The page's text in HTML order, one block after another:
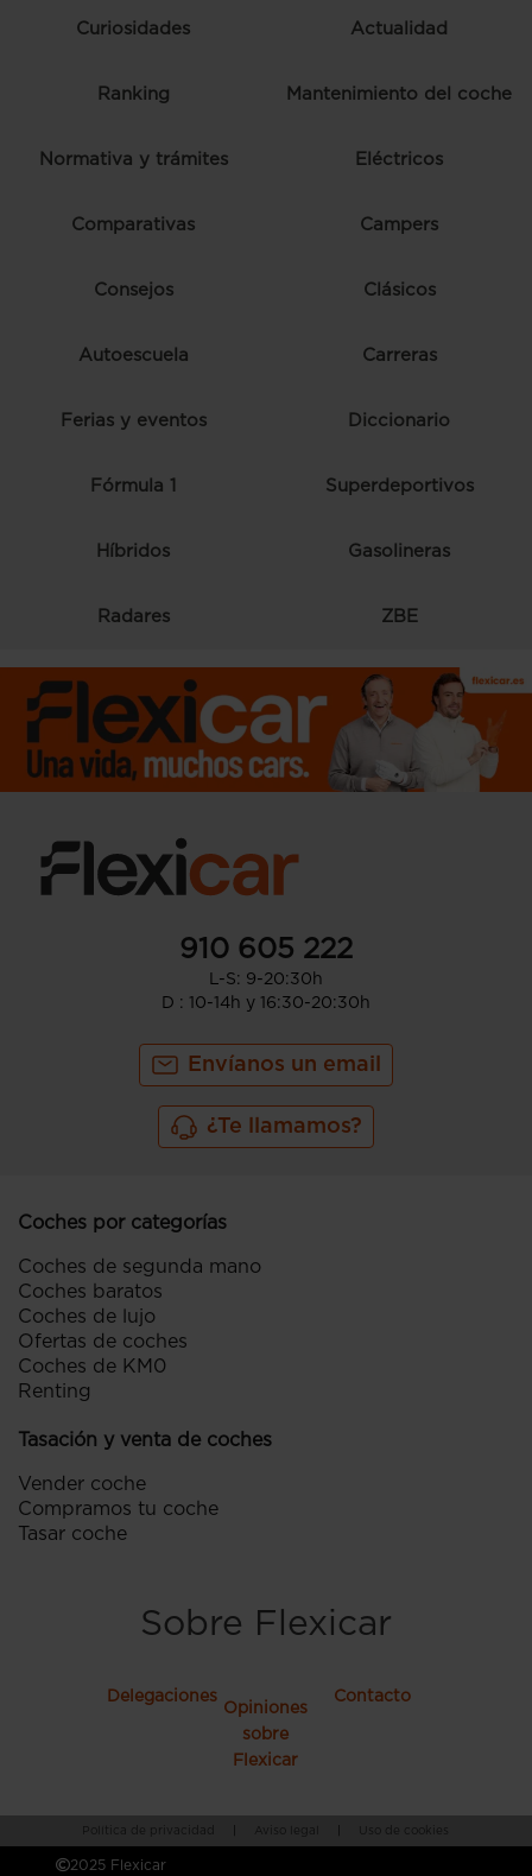
Curiosidades Actualidad
Ranking Mantenimiento del coche
Normativa y trámites Eléctricos
Comparativas Campers
Consejos Clásicos
Autoescuela Carreras
Ferias y eventos Diccionario
Fórmula 1 Superdeportivos
Híbridos Gasolineras
Radares ZBE
910 605 222
L-S: 9-20:30h
D : 10-14h y 16:30-20:30h
Envíanos un email
¿Te llamamos?
Coches por categorías
Coches de segunda mano
Coches baratos
Coches de lujo
Ofertas de coches
Coches de KM0
Renting
Tasación y venta de coches
Vender coche
Compramos tu coche
Tasar coche
Sobre Flexicar
Delegaciones
Opiniones
sobre
Flexicar
Contacto
Política de privacidad Aviso legal
2025 Flexicar